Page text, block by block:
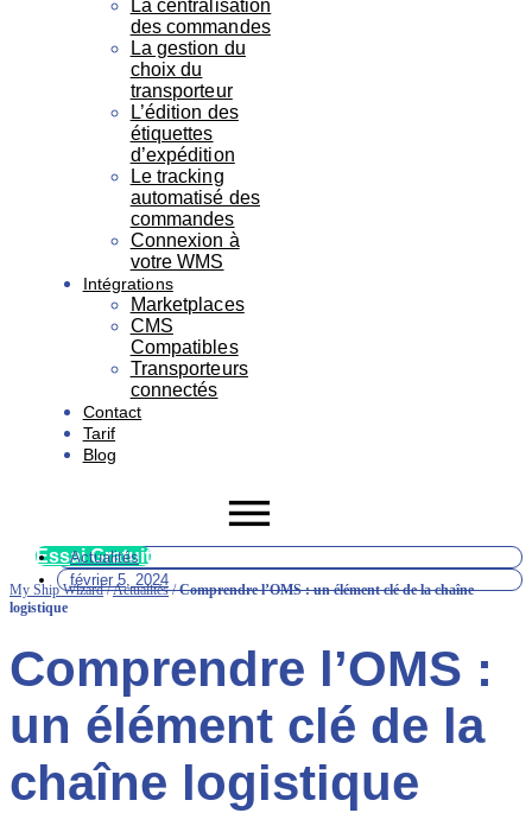
La centralisation
des commandes
La gestion du
choix du
transporteur
L’édition des
étiquettes
d’expédition
Le tracking
automatisé des
commandes
Connexion à
votre WMS
Intégrations
Marketplaces
CMS
Compatibles
Transporteurs
connectés
Contact
Tarif
Blog
Essai Gratuit
My Ship Wizard/Actualités/Comprendre l’OMS : un élément clé de la chaîne
logistique
Actualités
février 5, 2024
Comprendre l’OMS :
un élément clé de la
chaîne logistique